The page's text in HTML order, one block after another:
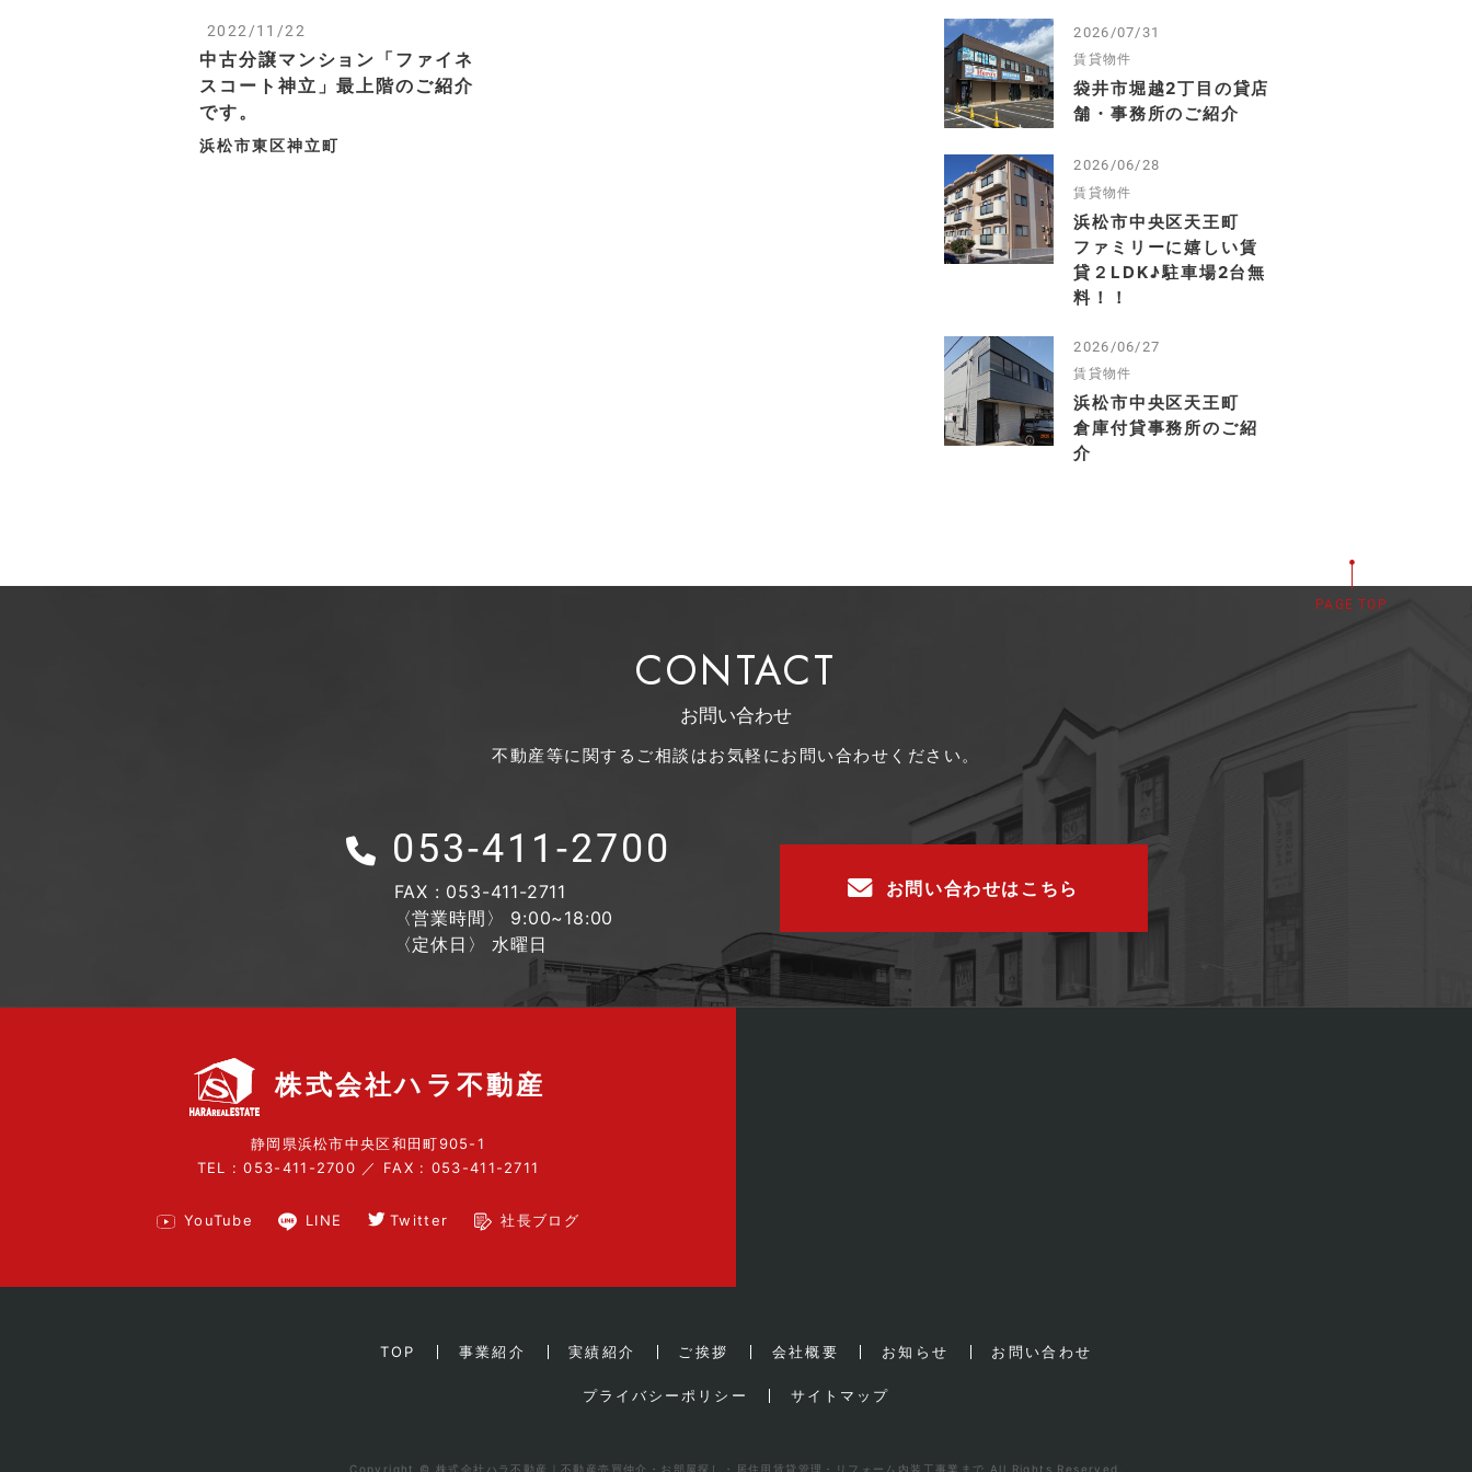
2022/11/22
中古分譲マンション「ファイネ
スコート神立」最上階のご紹介
です。
浜松市東区神立町
2026/07/31
賃貸物件
袋井市堀越2丁目の貸店
舗・事務所のご紹介
2026/06/28
賃貸物件
浜松市中央区天王町
ファミリーに嬉しい賃
貸２LDK♪駐車場2台無
料！！
2026/06/27
賃貸物件
浜松市中央区天王町
倉庫付貸事務所のご紹
介
PAGE TOP
CONTACT
お問い合わせ
不動産等に関するご相談はお気軽にお問い合わせください。
053-411-2700
FAX : 053-411-2711
〈営業時間〉 9:00~18:00
〈定休日〉 水曜日
お問い合わせはこちら
株式会社ハラ不動産
静岡県浜松市中央区和田町905-1
TEL : 053-411-2700 ／ FAX : 053-411-2711
YouTube LINE Twitter 社長ブログ
TOP 事業紹介 実績紹介 ご挨拶 会社概要 お知らせ お問い合わせ
プライバシーポリシー サイトマップ
Copyright © 株式会社ハラ不動産｜不動産売買仲介・お部屋探し・居住用賃貸管理・リフォーム内装工事業まで All Rights Reserved.